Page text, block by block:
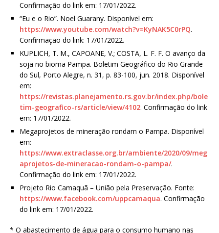
Confirmação do link em: 17/01/2022.
“Eu e o Rio”. Noel Guarany. Disponível em:
https://www.youtube.com/watch?v=KyNAK5C0rPQ.
Confirmação do link: 17/01/2022.
KUPLICH, T. M., CAPOANE, V.; COSTA, L. F. F. O avanço da
soja no bioma Pampa. Boletim Geográfico do Rio Grande
do Sul, Porto Alegre, n. 31, p. 83-100, jun. 2018. Disponível
em:
https://revistas.planejamento.rs.gov.br/index.php/bole
tim-geografico-rs/article/view/4102. Confirmação do link
em: 17/01/2022.
Megaprojetos de mineração rondam o Pampa. Disponível
em:
https://www.extraclasse.org.br/ambiente/2020/09/meg
aprojetos-de-mineracao-rondam-o-pampa/.
Confirmação do link em: 17/01/2022.
Projeto Rio Camaquã – União pela Preservação. Fonte:
https://www.facebook.com/uppcamaqua. Confirmação
do link em: 17/01/2022.
* O abastecimento de água para o consumo humano nas